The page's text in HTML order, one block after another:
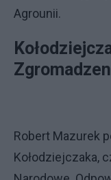
Agrounii.
Robert Mazurek
Kołodziejczaka,